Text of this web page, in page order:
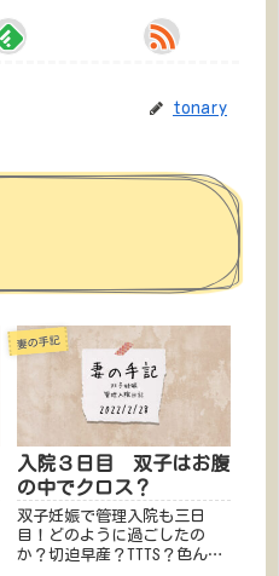
tonary
妻の手記
入院３日目 双子はお腹
の中でクロス？
双子妊娠で管理入院も三日
目！どのように過ごしたの
か？切迫早産？TTTS？色んな